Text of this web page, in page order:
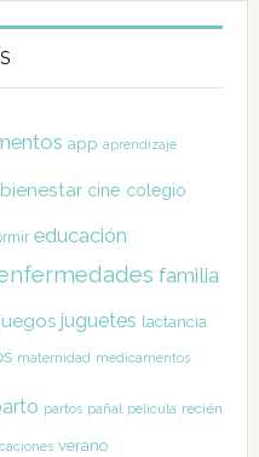
app aprendizaje
bienestar cine colegio
educación
familia
juegos juguetes lactancia
maternidad medicamentos
partos pañal película recién
verano